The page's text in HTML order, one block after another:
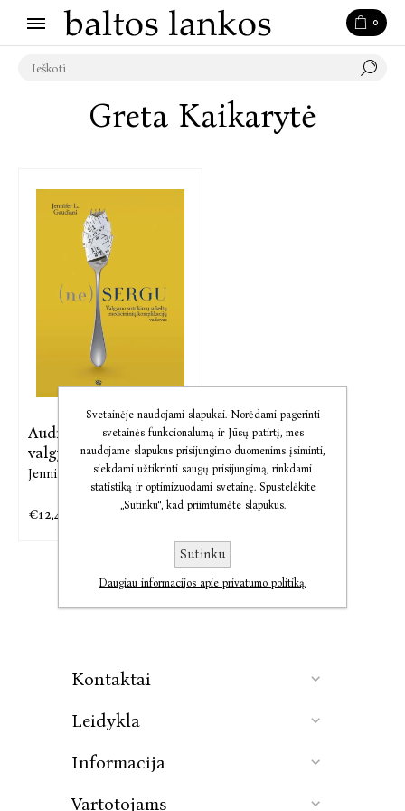
0
Greta Kaikarytė
Audio (ne)Sergu:
valgymo ...
Jennifer L. Gaudiani
€12,44
Kontaktai
Leidykla
Informacija
Vartotojams
Svetainėje naudojami slapukai. Norėdami pagerinti
svetainės funkcionalumą ir Jūsų patirtį, mes
naudojame slapukus prisijungimo duomenims įsiminti,
siekdami užtikrinti saugų prisijungimą, rinkdami
statistiką ir optimizuodami svetainę. Spustelėkite
„Sutinku“, kad priimtumėte slapukus.
Sutinku
Daugiau informacijos apie privatumo politiką.